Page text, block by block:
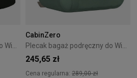
Plecak bagaż podręczny do Wizzair Cabin Zero Classic 28L Black Sand
CabinZero
Plecak bagaż podręczny do Wizzair Cabin Zero Classic 28L Sage Forest
245,65 zł
Cena regularna: 289,00 zł